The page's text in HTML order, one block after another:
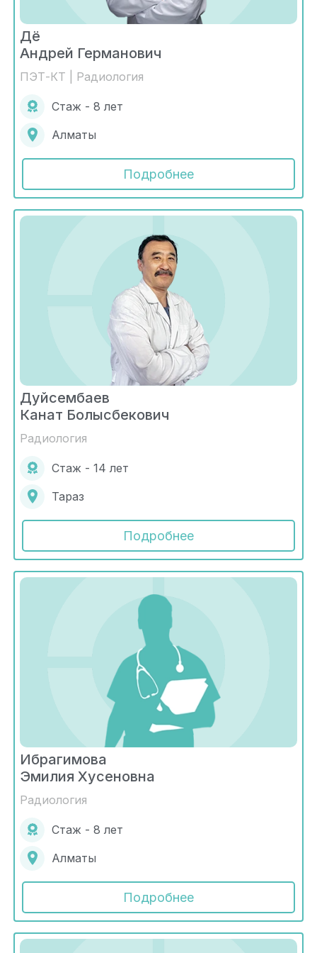
Дё
Андрей Германович
ПЭТ-КТ | Радиология
Стаж - 8 лет
Алматы
Подробнее
Дуйсембаев
Канат Болысбекович
Радиология
Стаж - 14 лет
Тараз
Подробнее
Ибрагимова
Эмилия Хусеновна
Радиология
Стаж - 8 лет
Алматы
Подробнее